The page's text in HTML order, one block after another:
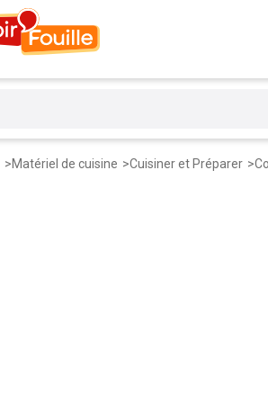
Matériel de cuisine Cuisiner et Préparer